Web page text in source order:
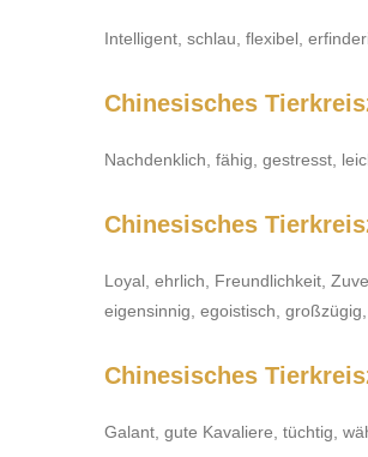
Intelligent, schlau, flexibel,
Chinesisches
Nachdenklich, fähig, gestresst,
Chinesisches
Loyal, ehrlich, Freundlichkeit,
eigensinnig, egoistisch,
Chinesisches
Galant, gute Kavaliere, tüchtig,